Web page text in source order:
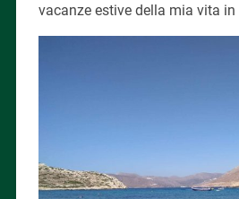
vacanze estive della mia vita in